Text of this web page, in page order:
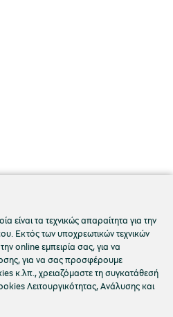
είναι τα τεχνικώς απαραίτητα για την
Εκτός των υποχρεωτικών τεχνικών
online εμπειρία σας, για να
για να σας προσφέρουμε
κ.λπ., χρειαζόμαστε τη συγκατάθεσή
Λειτουργικότητας, Ανάλυσης και